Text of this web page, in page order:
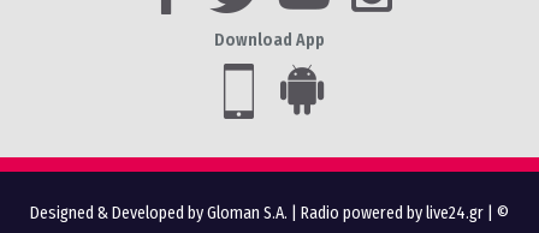
Download App
Designed & Developed by Gloman S.A. Radio powered by live24.gr | ©